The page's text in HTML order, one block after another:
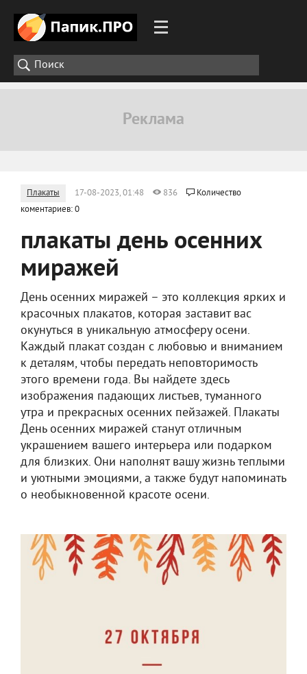
Плакаты 17-08-2023, 01:48 836
Количество
коментариев: 0
плакаты день осенних
миражей
День осенних миражей – это коллекция ярких и
красочных плакатов, которая заставит вас
окунуться в уникальную атмосферу осени.
Каждый плакат создан с любовью и вниманием
к деталям, чтобы передать неповторимость
этого времени года. Вы найдете здесь
изображения падающих листьев, туманного
утра и прекрасных осенних пейзажей. Плакаты
День осенних миражей станут отличным
украшением вашего интерьера или подарком
для близких. Они наполнят вашу жизнь теплыми
и уютными эмоциями, а также будут напоминать
о необыкновенной красоте осени.